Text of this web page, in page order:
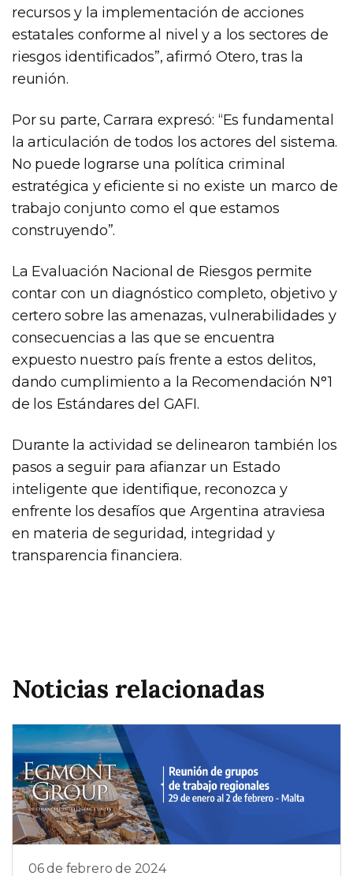
recursos y la implementación de acciones
estatales conforme al nivel y a los sectores de
riesgos identificados”, afirmó Otero, tras la
reunión.
Por su parte, Carrara expresó: “Es fundamental
la articulación de todos los actores del sistema.
No puede lograrse una política criminal
estratégica y eficiente si no existe un marco de
trabajo conjunto como el que estamos
construyendo”.
La Evaluación Nacional de Riesgos permite
contar con un diagnóstico completo, objetivo y
certero sobre las amenazas, vulnerabilidades y
consecuencias a las que se encuentra
expuesto nuestro país frente a estos delitos,
dando cumplimiento a la Recomendación N°1
de los Estándares del GAFI.
Durante la actividad se delinearon también los
pasos a seguir para afianzar un Estado
inteligente que identifique, reconozca y
enfrente los desafíos que Argentina atraviesa
en materia de seguridad, integridad y
transparencia financiera.
Noticias relacionadas
06 de febrero de 2024